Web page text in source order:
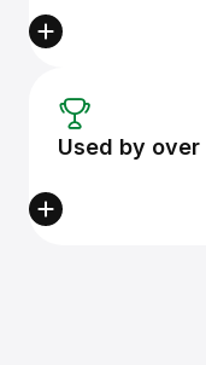
Used by over